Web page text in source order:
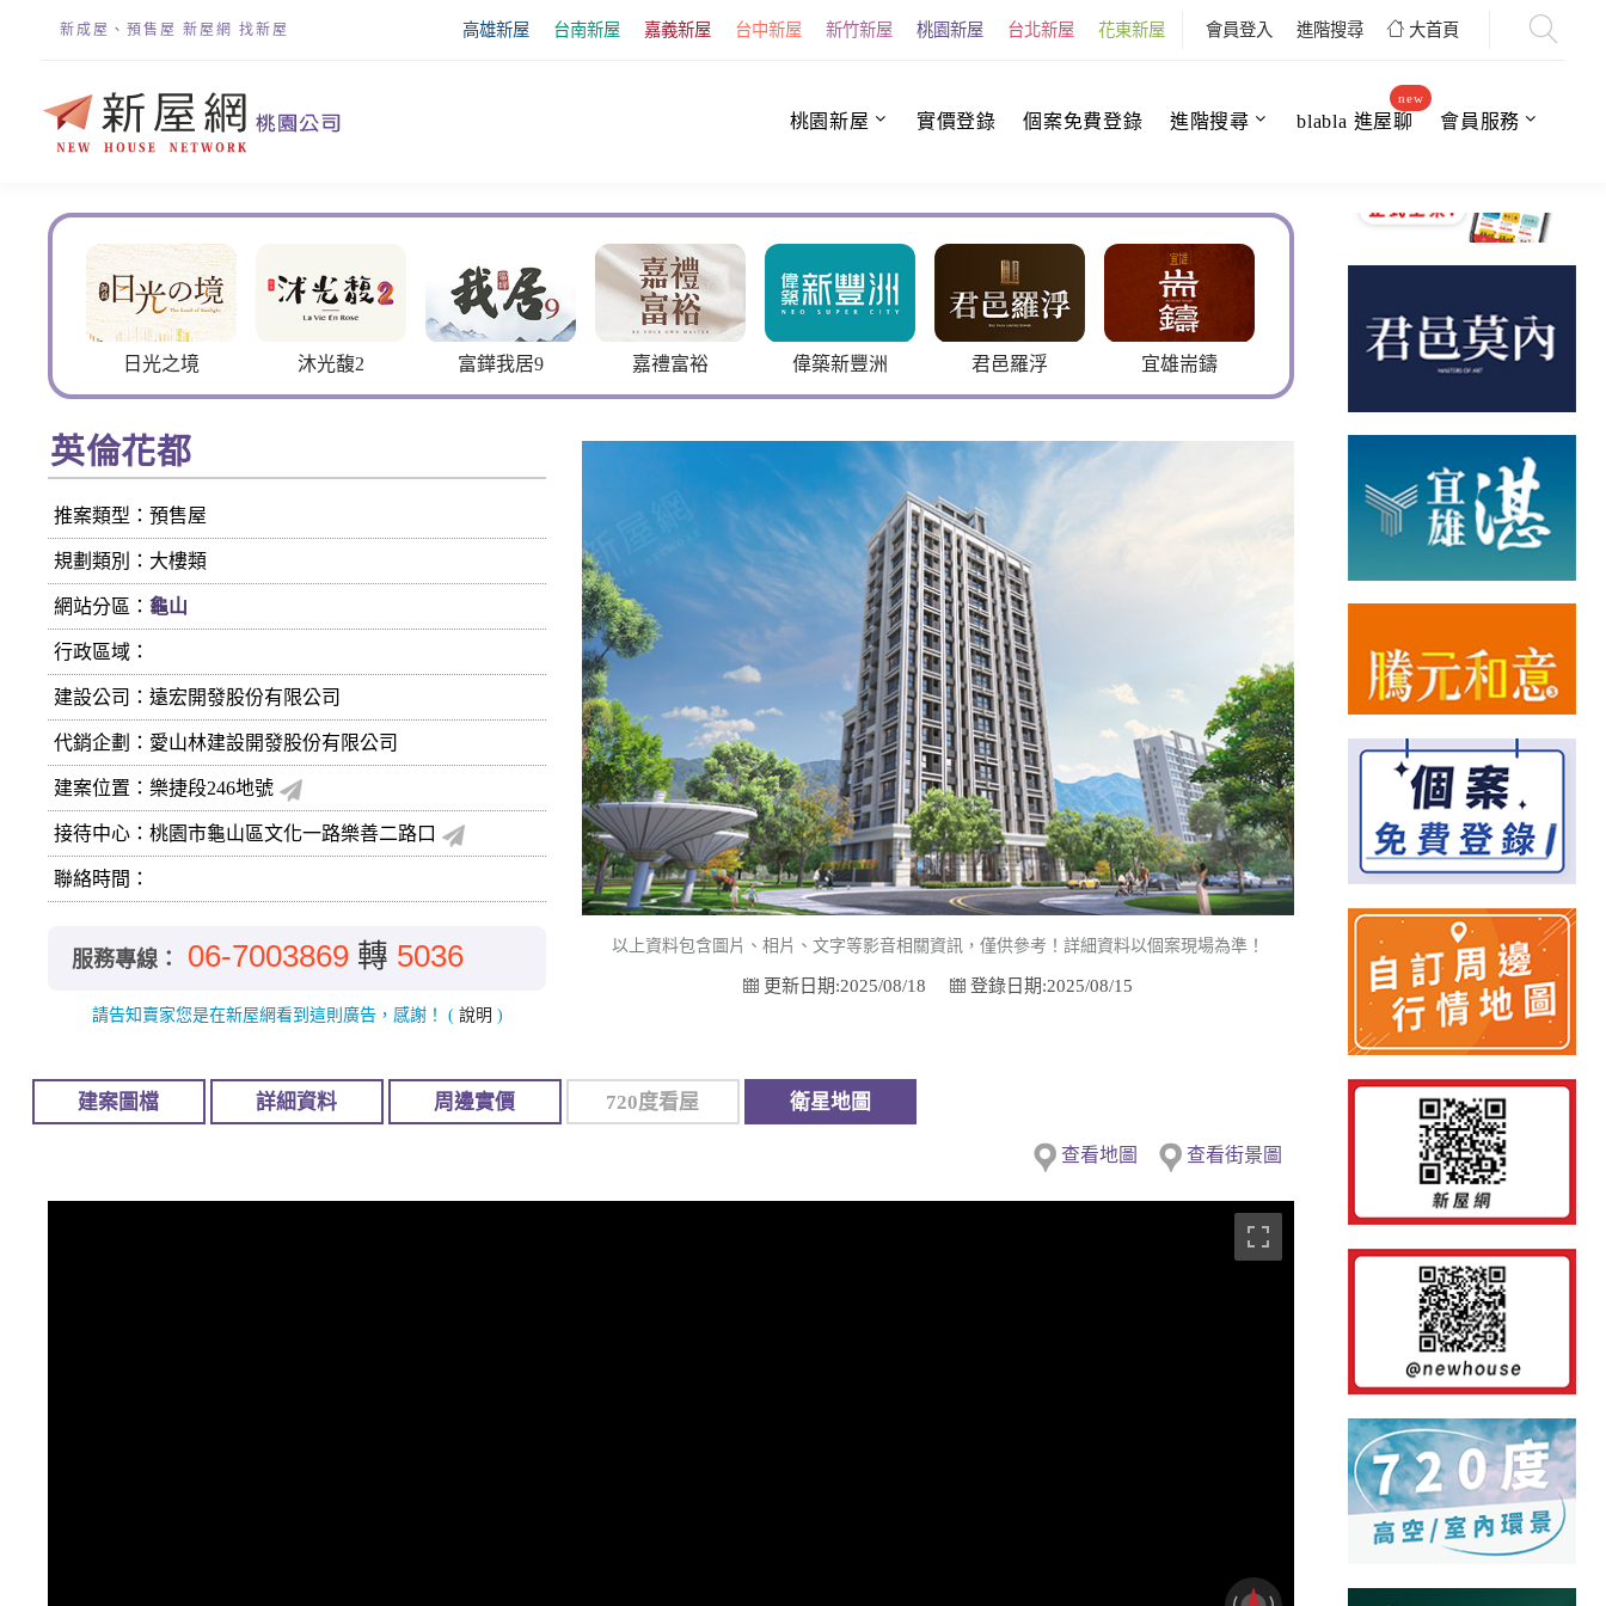
新成屋、預售屋 新屋網 找新屋 高雄新屋 台南新屋 嘉義新屋 台中新屋 新竹新屋 桃園新屋 台北新屋 花東新屋 會員登入 進階搜尋 大首頁
桃園新屋 實價登錄 個案免費登錄 進階搜尋 blabla 進屋聊
new
會員服務
沐光馥2 富鏵我居9 嘉禮富裕 偉築新豐洲 君邑羅浮 宜雄耑鑄 聖岳湖苑 國際ONE 雅臨曜
英倫花都
推案類型：預售屋
規劃類別：大樓類
網站分區： 龜山
行政區域：
建設公司： 遠宏開發股份有限公司
代銷企劃：愛山林建設開發股份有限公司
建案位置：樂捷段246地號
接待中心：桃園市龜山區文化一路樂善二路口
聯絡時間：
服務專線： 06-7003869 轉 5036
請告知賣家您是在新屋網看到這則廣告，感謝！ ( 說明 )
以上資料包含圖片、相片、文字等影音相關資訊，僅供參考！詳細資料以個案現場為準！
更新日期:2025/08/18 登錄日期:2025/08/15
建案圖檔 詳細資料 周邊實價 720度看屋 衛星地圖
查看地圖 查看街景圖